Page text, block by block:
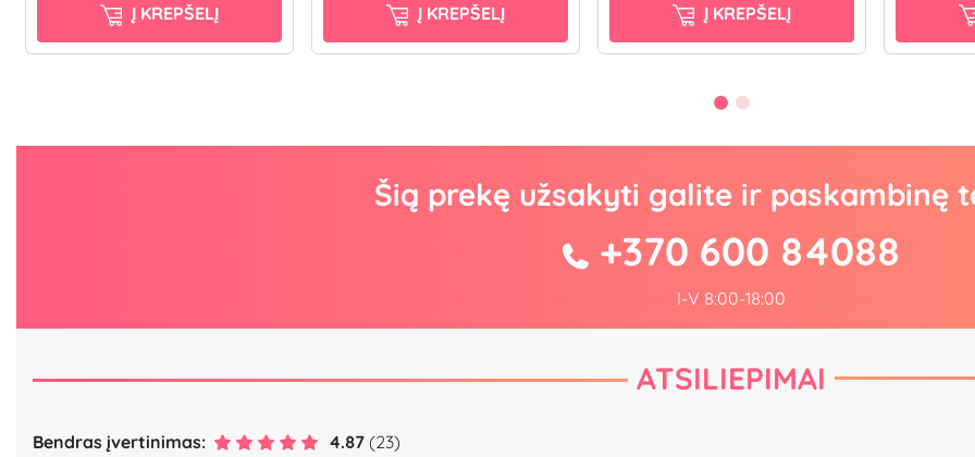
Į KREPŠELĮ Į KREPŠELĮ Į KREPŠELĮ
Šią prekę užsakyti galite ir paskambinę
+370 600 84088
I-V 8:00-18:00
ATSILIEPIMAI
Bendras įvertinimas: 4.87 (23)